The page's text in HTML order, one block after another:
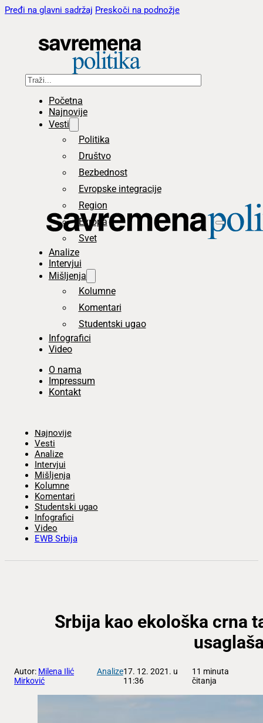
Pređi na glavni sadržaj Preskoči na podnožje
Pretraga
Početna
Najnovije
Vesti
Politika
Društvo
Bezbednost
Evropske integracije
Region
Evropa
Svet
Analize
Intervjui
Mišljenja
Kolumne
Komentari
Studentski ugao
Infografici
Video
O nama
Impressum
Kontakt
Najnovije
Vesti
Analize
Intervjui
Mišljenja
Kolumne
Komentari
Studentski ugao
Infografici
Video
EWB Srbija
Srbija kao ekološka crna
Autor: Milena Ilić
Mirković
Analize17. 12. 2021. u
11:36
11 minuta
čitanja